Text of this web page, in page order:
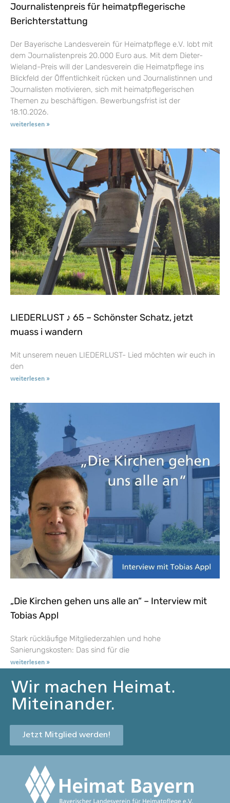
Journalistenpreis für heimatpflegerische
Berichterstattung
Der Bayerische Landesverein für Heimatpflege e.V. lobt mit
dem Journalistenpreis 20.000 Euro aus. Mit dem Dieter-
Wieland-Preis will der Landesverein die Heimatpflege ins
Blickfeld der Öffentlichkeit rücken und Journalistinnen und
Journalisten motivieren, sich mit heimatpflegerischen
Themen zu beschäftigen. Bewerbungsfrist ist der
18.10.2026.
weiterlesen »
LIEDERLUST ♪ 65 – Schönster Schatz, jetzt
muass i wandern
Mit unserem neuen LIEDERLUST- Lied möchten wir euch in
den
weiterlesen »
„Die Kirchen gehen uns alle an“ – Interview mit
Tobias Appl
Stark rückläufige Mitgliederzahlen und hohe
Sanierungskosten: Das sind für die
weiterlesen »
Wir machen Heimat.
Miteinander.
Jetzt Mitglied werden!